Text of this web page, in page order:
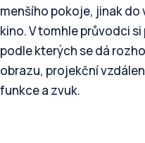
menšího pokoje, jinak do
kino. V tomhle průvodci
podle kterých se dá
obrazu, projekční
funkce a zvuk.